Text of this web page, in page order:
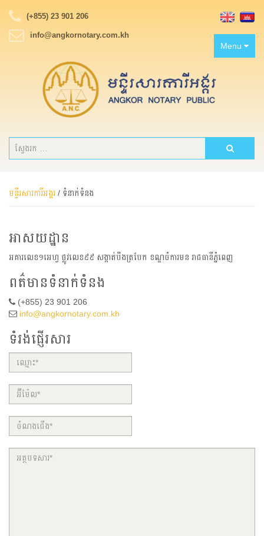
(+855) 23 901 206
info@angkornotary.com.kh
Toggle
navigation
Menu
មន្ទីរសារការីអង្គរ / ទំនាក់ទំនង
អាសយដ្ឋាន
អគារលេខ១អេហ្វ ផ្លូវលេខ៩៩ សង្កាត់បឹងត្របែក ខណ្ឌចំការមន រាជធានីភ្នំពេញ
ពត៌មានទំនាក់ទំនង
(+855) 23 901 206
info@angkornotary.com.kh
ទំរង់ផ្ញើរសារ